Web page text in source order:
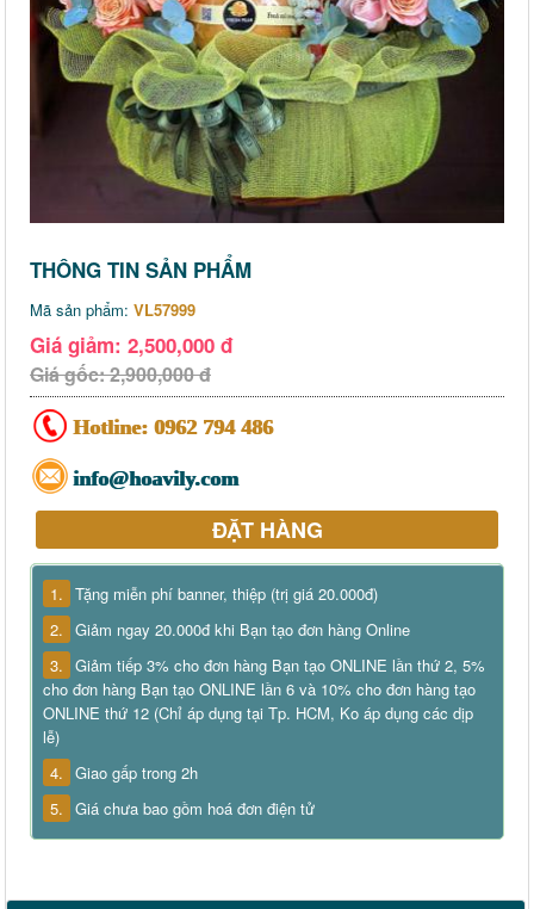
THÔNG TIN SẢN PHẨM
Mã sản phẩm: VL57999
Giá giảm: 2,500,000 đ
Giá gốc: 2,900,000 đ
Hotline: 0962 794 486
info@hoavily.com
ĐẶT HÀNG
1. Tặng miễn phí banner, thiệp (trị giá 20.000đ)
2. Giảm ngay 20.000đ khi Bạn tạo đơn hàng Online
3. Giảm tiếp 3% cho đơn hàng Bạn tạo ONLINE lần thứ 2, 5%
cho đơn hàng Bạn tạo ONLINE lần 6 và 10% cho đơn hàng tạo
ONLINE thứ 12 (Chỉ áp dụng tại Tp. HCM, Ko áp dụng các dịp
lễ)
4. Giao gấp trong 2h
5. Giá chưa bao gồm hoá đơn điện tử